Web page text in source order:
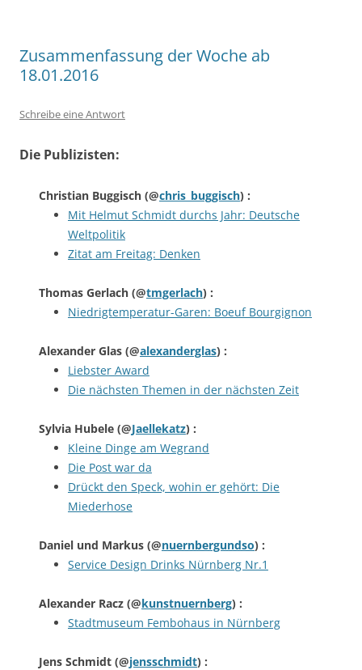
Zusammenfassung der Woche ab
18.01.2016
Schreibe eine Antwort
Die Publizisten:
Christian Buggisch (@chris_buggisch) :
Mit Helmut Schmidt durchs Jahr: Deutsche
Weltpolitik
Zitat am Freitag: Denken
Thomas Gerlach (@tmgerlach) :
Niedrigtemperatur-Garen: Boeuf Bourgignon
Alexander Glas (@alexanderglas) :
Liebster Award
Die nächsten Themen in der nächsten Zeit
Sylvia Hubele (@Jaellekatz) :
Kleine Dinge am Wegrand
Die Post war da
Drückt den Speck, wohin er gehört: Die
Miederhose
Daniel und Markus (@nuernbergundso) :
Service Design Drinks Nürnberg Nr.1
Alexander Racz (@kunstnuernberg) :
Stadtmuseum Fembohaus in Nürnberg
Jens Schmidt (@jensschmidt) :